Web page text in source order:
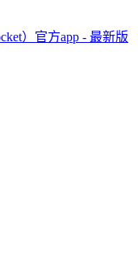
）官方app - 最新版